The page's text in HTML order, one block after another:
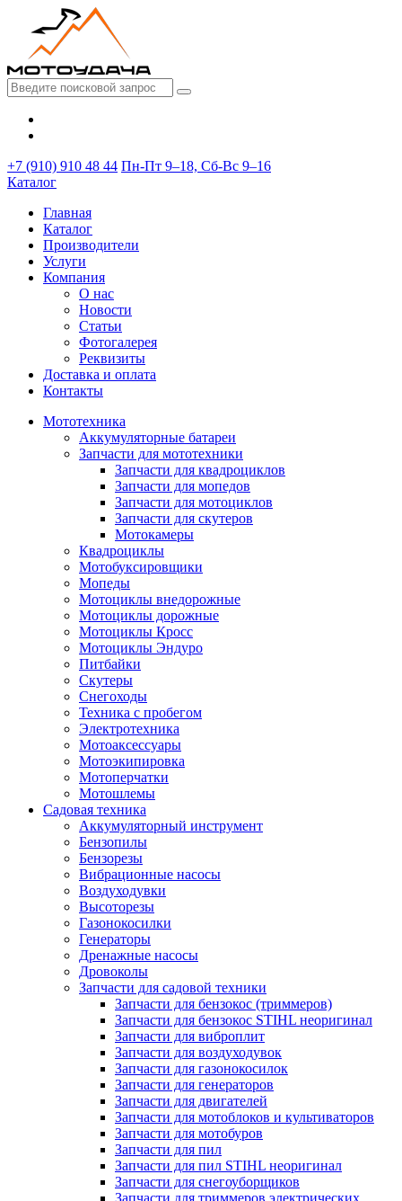
+7 (910) 910 48 44 Пн-Пт 9–18, Сб-Вс 9–16
Каталог
Главная
Каталог
Производители
Услуги
Компания
О нас
Новости
Статьи
Фотогалерея
Реквизиты
Доставка и оплата
Контакты
Мототехника
Аккумуляторные батареи
Запчасти для мототехники
Запчасти для квадроциклов
Запчасти для мопедов
Запчасти для мотоциклов
Запчасти для скутеров
Мотокамеры
Квадроциклы
Мотобуксировщики
Мопеды
Мотоциклы внедорожные
Мотоциклы дорожные
Мотоциклы Кросс
Мотоциклы Эндуро
Питбайки
Скутеры
Снегоходы
Техника с пробегом
Электротехника
Мотоаксессуары
Мотоэкипировка
Мотоперчатки
Мотошлемы
Садовая техника
Аккумуляторный инструмент
Бензопилы
Бензорезы
Вибрационные насосы
Воздуходувки
Высоторезы
Газонокосилки
Генераторы
Дренажные насосы
Дровоколы
Запчасти для садовой техники
Запчасти для бензокос (триммеров)
Запчасти для бензокос STIHL неоригинал
Запчасти для виброплит
Запчасти для воздуходувок
Запчасти для газонокосилок
Запчасти для генераторов
Запчасти для двигателей
Запчасти для мотоблоков и культиваторов
Запчасти для мотобуров
Запчасти для пил
Запчасти для пил STIHL неоригинал
Запчасти для снегоуборщиков
Запчасти для триммеров электрических